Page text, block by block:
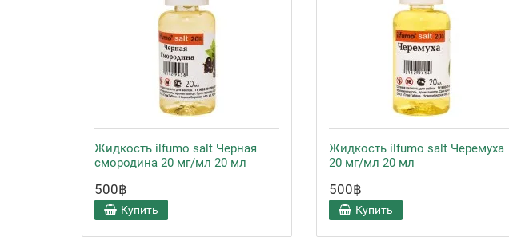
Жидкость ilfumo salt Черная
смородина 20 мг/мл 20 мл
500฿
Купить
Жидкость ilfumo salt Черемуха
20 мг/мл 20 мл
500฿
Купить